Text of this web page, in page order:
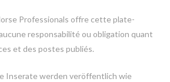
Professionals offre cette plate-
responsabilité ou obligation quant
et des postes publiés.
Inserate werden veröffentlich wie